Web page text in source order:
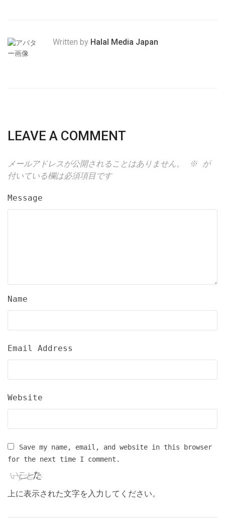
Written by Halal Media Japan
LEAVE A COMMENT
メールアドレスが公開されることはありません。 ※ が
付いている欄は必須項目です
Message
Name
Email Address
Website
Save my name, email, and website in this browser
for the next time I comment.
上に表示された文字を入力してください。